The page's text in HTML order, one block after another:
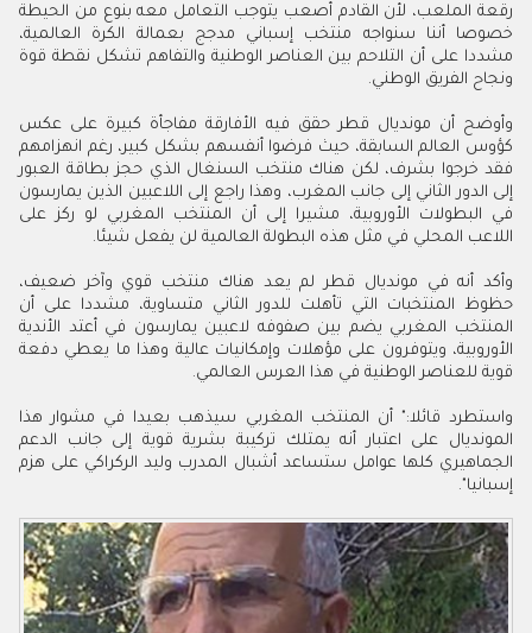
رقعة الملعب، لأن القادم أصعب يتوجب التعامل معه بنوع من الحيطة
خصوصا أننا سنواجه منتخب إسباني مدجج بعمالة الكرة العالمية،
مشددا على أن التلاحم بين العناصر الوطنية والتفاهم تشكل نقطة قوة
ونجاح الفريق الوطني.
وأوضح أن مونديال قطر حقق فيه الأفارقة مفاجأة كبيرة على عكس
كؤوس العالم السابقة، حيث فرضوا أنفسهم بشكل كبير، رغم انهزامهم
فقد خرجوا بشرف، لكن هناك منتخب السنغال الذي حجز بطاقة العبور
إلى الدور الثاني إلى جانب المغرب، وهذا راجع إلى اللاعبين الذين يمارسون
في البطولات الأوروبية، مشيرا إلى أن المنتخب المغربي لو ركز على
اللاعب المحلي في مثل هذه البطولة العالمية لن يفعل شيئا.
وأكد أنه في مونديال قطر لم يعد هناك منتخب قوي وآخر ضعيف،
حظوظ المنتخبات التي تأهلت للدور الثاني متساوية، مشددا على أن
المنتخب المغربي يضم بين صفوفه لاعبين يمارسون في أعتد الأندية
الأوروبية، ويتوفرون على مؤهلات وإمكانيات عالية وهذا ما يعطي دفعة
قوية للعناصر الوطنية في هذا العرس العالمي.
واستطرد قائلا:" أن المنتخب المغربي سيذهب بعيدا في مشوار هذا
المونديال على اعتبار أنه يمتلك تركيبة بشرية قوية إلى جانب الدعم
الجماهيري كلها عوامل ستساعد أشبال المدرب وليد الركراكي على هزم
إسبانيا".